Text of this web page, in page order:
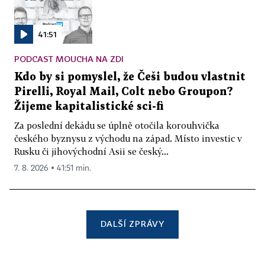
41:51
PODCAST MOUCHA NA ZDI
Kdo by si pomyslel, že Češi budou vlastnit
Pirelli, Royal Mail, Colt nebo Groupon?
Žijeme kapitalistické sci-fi
Za poslední dekádu se úplně otočila korouhvička
českého byznysu z východu na západ. Místo investic v
Rusku či jihovýchodní Asii se český...
7. 8. 2026 ▪ 41:51 min.
DALŠÍ ZPRÁVY